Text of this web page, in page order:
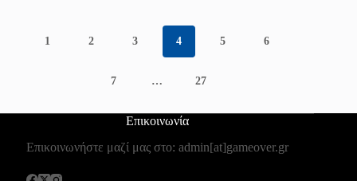
1 2 3 4 5 6
7 … 27
Επικοινωνία
Επικοινωνήστε μαζί μας στο: admin[at]gameover.gr